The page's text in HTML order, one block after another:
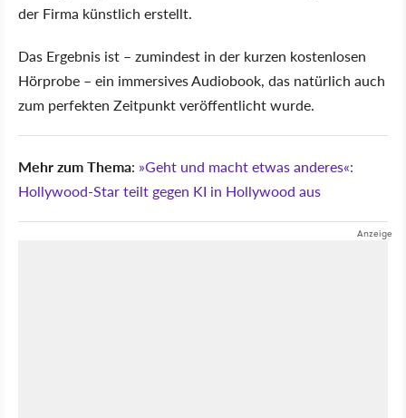
der Firma künstlich erstellt.
Das Ergebnis ist – zumindest in der kurzen kostenlosen
Hörprobe – ein immersives Audiobook, das natürlich auch
zum perfekten Zeitpunkt veröffentlicht wurde.
Mehr zum Thema: »Geht und macht etwas anderes«:
Hollywood-Star teilt gegen KI in Hollywood aus